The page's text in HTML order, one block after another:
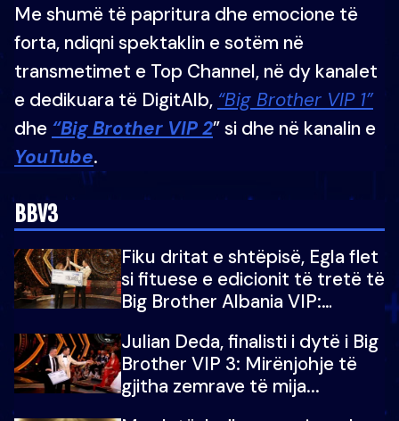
Me shumë të papritura dhe emocione të
forta, ndiqni spektaklin e sotëm në
transmetimet e Top Channel, në dy kanalet
e dedikuara të DigitAlb, “Big Brother VIP 1”
dhe “Big Brother VIP 2” si dhe në kanalin e
YouTube.
BBV3
Fiku dritat e shtëpisë, Egla flet
si fituese e edicionit të tretë të
Big Brother Albania VIP:
Julian Deda, finalisti i dytë i Big
Brother VIP 3: Mirënjohje të
gjitha zemrave të mija...